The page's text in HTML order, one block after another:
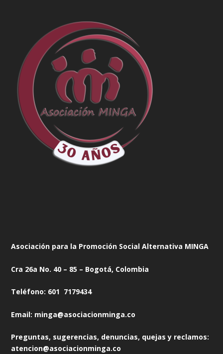
Asociación para la Promoción Social Alternativa MINGA
Cra 26a No. 40 – 85 – Bogotá, Colombia
Teléfono: 601 7179434
Email: minga@asociacionminga.co
Preguntas, sugerencias, denuncias, quejas y reclamos:
atencion@asociacionminga.co